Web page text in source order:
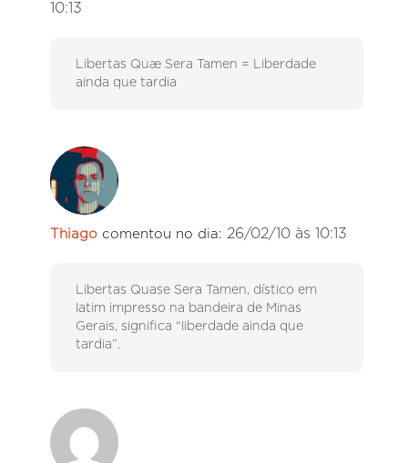
10:13
Libertas Quæ Sera Tamen = Liberdade
ainda que tardia
Thiago comentou no dia: 26/02/10 às 10:13
Libertas Quase Sera Tamen, dístico em
latim impresso na bandeira de Minas
Gerais, significa “liberdade ainda que
tardia”.